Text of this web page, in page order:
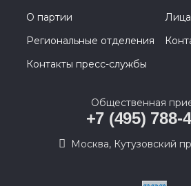
О партии
Региональные отделения
Контакты пресс-службы
Общественная
+7 (495) 788-
Москва, Кутузовский